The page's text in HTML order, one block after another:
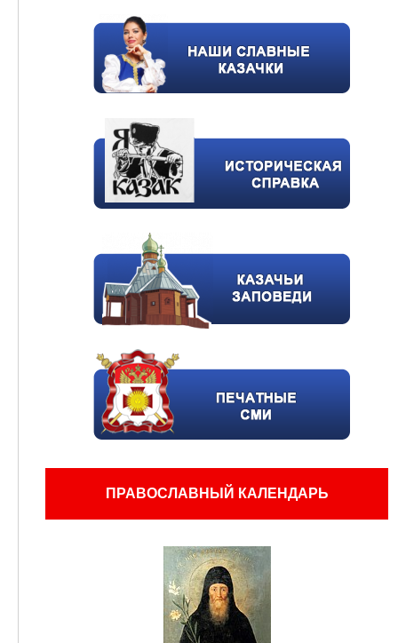
ПРАВОСЛАВНЫЙ КАЛЕНДАРЬ